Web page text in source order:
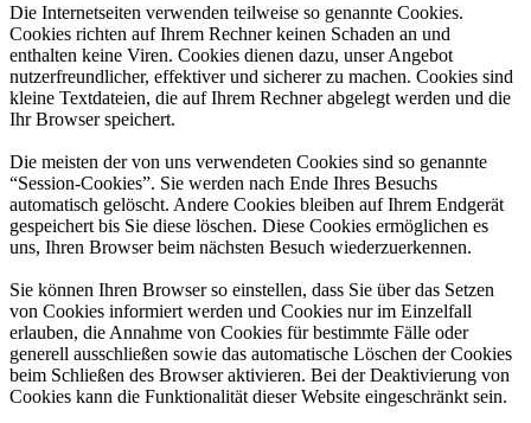
Die Internetseiten verwenden teilweise so genannte Cookies.
Cookies richten auf Ihrem Rechner keinen Schaden an und
enthalten keine Viren. Cookies dienen dazu, unser Angebot
nutzerfreundlicher, effektiver und sicherer zu machen. Cookies sind
kleine Textdateien, die auf Ihrem Rechner abgelegt werden und die
Ihr Browser speichert.
Die meisten der von uns verwendeten Cookies sind so genannte
“Session-Cookies”. Sie werden nach Ende Ihres Besuchs
automatisch gelöscht. Andere Cookies bleiben auf Ihrem Endgerät
gespeichert bis Sie diese löschen. Diese Cookies ermöglichen es
uns, Ihren Browser beim nächsten Besuch wiederzuerkennen.
Sie können Ihren Browser so einstellen, dass Sie über das Setzen
von Cookies informiert werden und Cookies nur im Einzelfall
erlauben, die Annahme von Cookies für bestimmte Fälle oder
generell ausschließen sowie das automatische Löschen der Cookies
beim Schließen des Browser aktivieren. Bei der Deaktivierung von
Cookies kann die Funktionalität dieser Website eingeschränkt sein.